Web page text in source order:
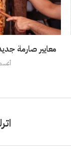
معايير صارمة